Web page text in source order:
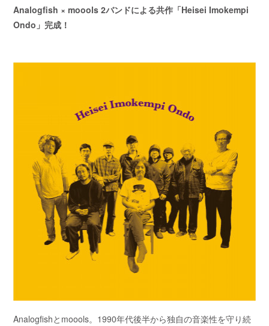
Analogfish × moools 2バンドによる共作「Heisei Imokempi
Ondo」完成！
Analogfishとmoools。1990年代後半から独自の音楽性を守り続